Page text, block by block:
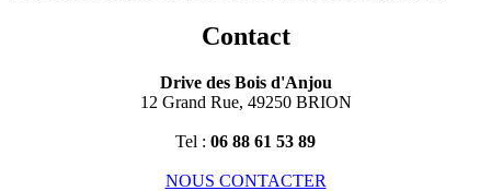
Contact
Drive des Bois d'Anjou
12 Grand Rue, 49250 BRION
Tel : 06 88 61 53 89
NOUS CONTACTER